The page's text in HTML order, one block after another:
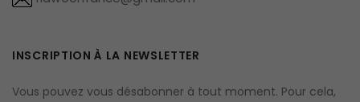
INSCRIPTION À LA NEWSLETTER
Vous pouvez vous désabonner à tout moment. Pour cela,